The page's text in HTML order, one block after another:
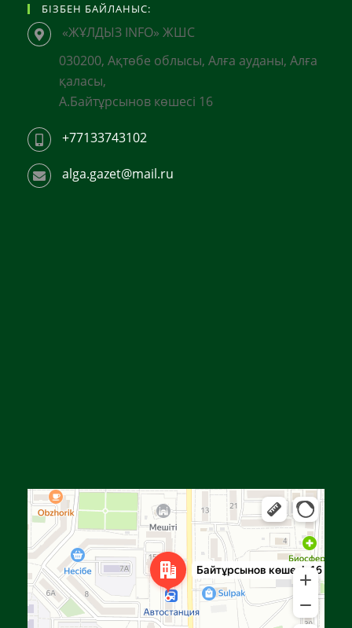
БІЗБЕН БАЙЛАНЫС:
«ЖҰЛДЫЗ INFO» ЖШС
030200, Ақтөбе облысы, Алға ауданы, Алға
қаласы,
А.Байтұрсынов көшесі 16
+77133743102
alga.gazet@mail.ru
Яндекс Карталар — көлік, навигация, орындарды іздеу